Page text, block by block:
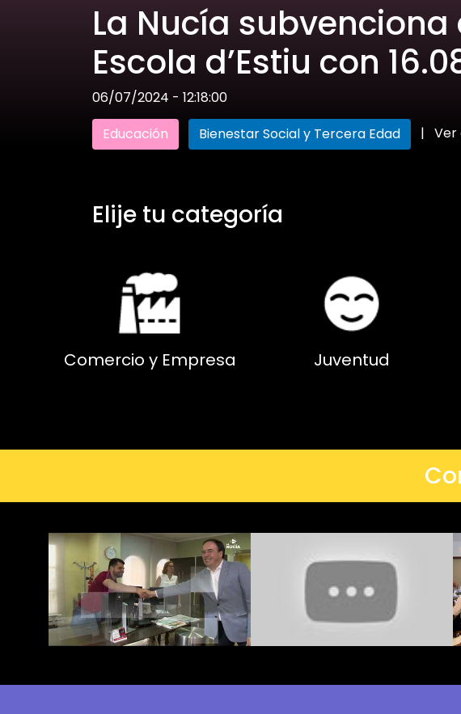
La Nucía
Escola d’Estiu con
06/07/2024 - 12:18:00
Educación
Bienestar Social y Tercera Edad | Ver
Elije tu categoría
Comercio y Empresa Juventud